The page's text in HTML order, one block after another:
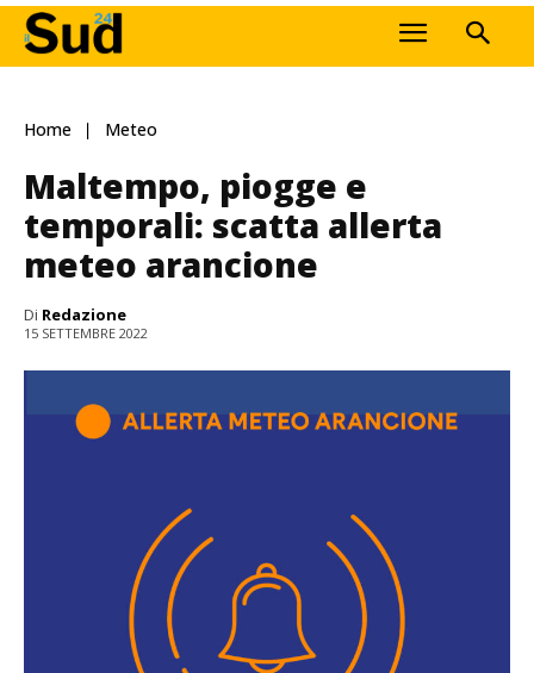
Home Meteo
Maltempo, piogge e
temporali: scatta allerta
meteo arancione
Di Redazione
15 SETTEMBRE 2022